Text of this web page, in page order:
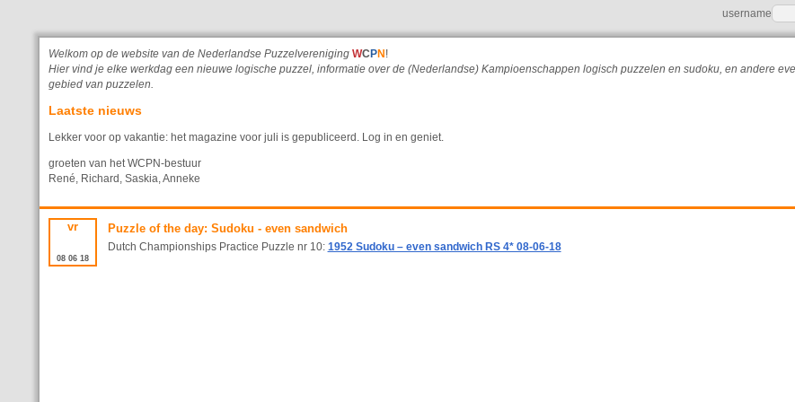
username
Welkom op de website van de Nederlandse Puzzelvereniging WC PN !
Hier vind je elke werkdag een nieuwe logische puzzel, informatie over de (Nederlandse) Kampioenschappen logisch puzzelen en sudoku, en andere
gebied van puzzelen.
Laatste nieuws
Lekker voor op vakantie: het magazine voor juli is gepubliceerd. Log in en geniet.
groeten van het WCPN-bestuur
René, Richard, Saskia, Anneke
vr
08 06 18
Puzzle of the day: Sudoku - even sandwich
Dutch Championships Practice Puzzle nr 10: 1952 Sudoku – even sandwich RS 4* 08-06-18